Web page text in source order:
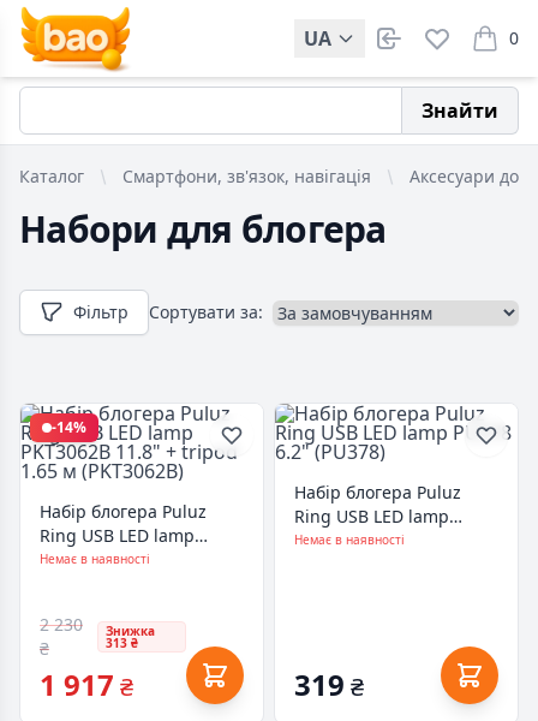
UA 0
items
Знайти
Каталог Смартфони, зв'язок, навігація Аксесуари до
Набори для блогера
Фільтр Сортувати за:
-14%
Набір блогера Puluz
Ring USB LED lamp
PKT3062B 11.8" + tripod
Немає в наявності
2 230
₴
Знижка
313 ₴
1 917 ₴
Набір блогера Puluz
Ring USB LED lamp
PU378 6.2" (PU378)
Немає в наявності
319 ₴